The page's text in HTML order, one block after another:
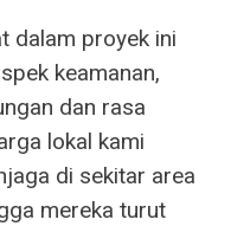
dalam proyek ini
keamanan,
dan rasa
lokal kami
di sekitar area
mereka turut